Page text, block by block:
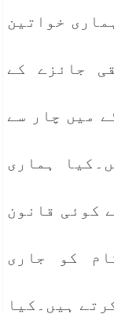
بھی ہماری خواتین
جائزے کے
میں چار سے
ہماری
کوئی قانون
کو جاری
ہیں۔کیا